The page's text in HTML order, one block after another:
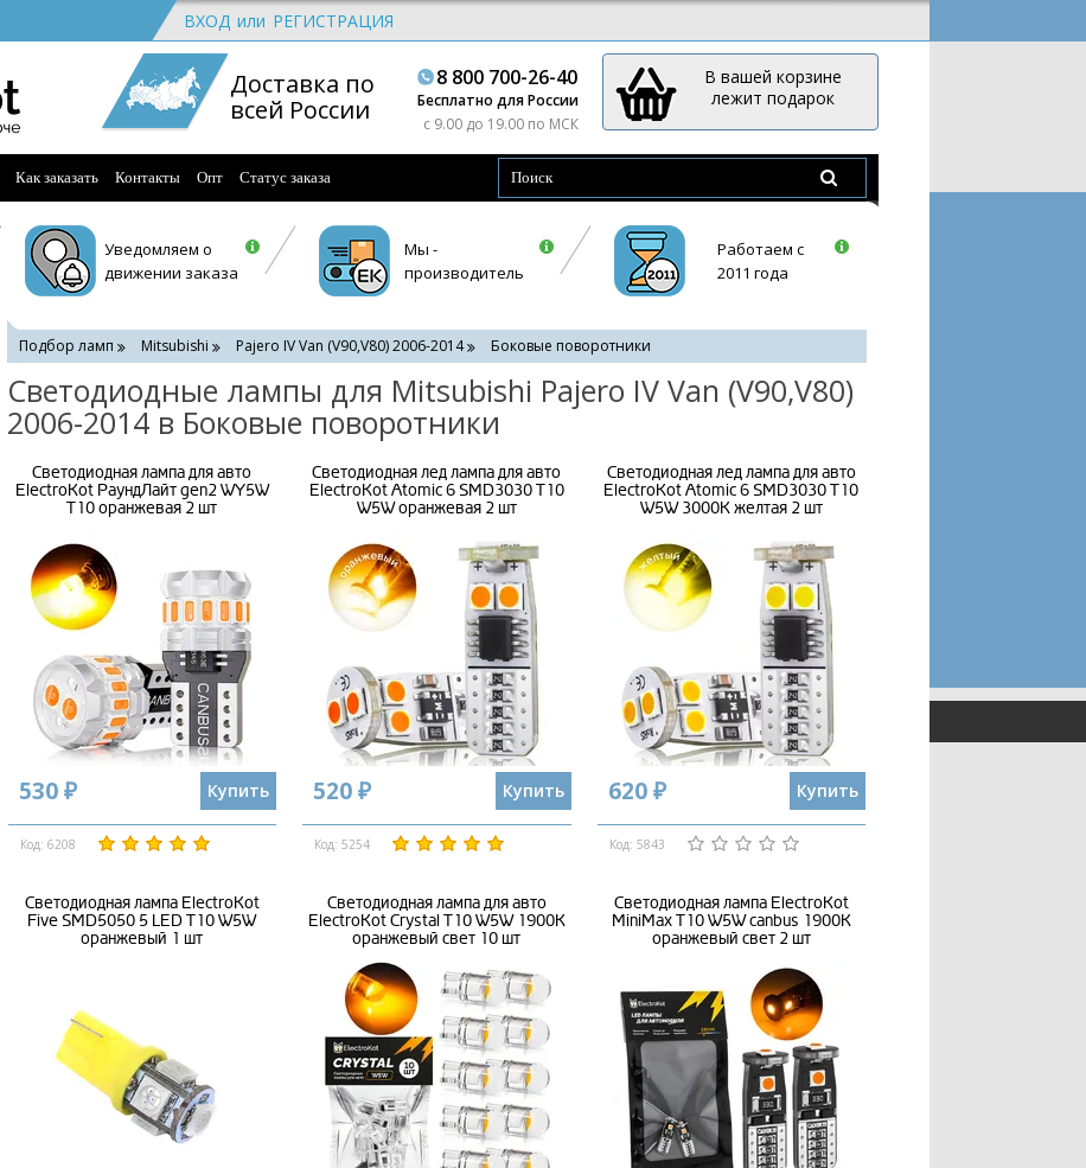
ВХОД или РЕГИСТРАЦИЯ
Доставка по
всей России
8 800 700-26-40
Бесплатно для России
c 9.00 до 19.00 по МСК
В вашей корзине
лежит подарок
Как заказать Контакты Опт Статус заказа
Уведомляем о
движении заказа
Мы -
производитель
Работаем с
2011 года
Подбор ламп Mitsubishi Pajero IV Van (V90,V80) 2006-2014 Боковые поворотники
Светодиодные лампы для Mitsubishi Pajero IV Van (V90,V80)
2006-2014 в Боковые поворотники
Светодиодная лампа для авто
ElectroKot РаундЛайт gen2 WY5W
T10 оранжевая 2 шт
530 ₽ Купить
Код: 6208
Светодиодная лед лампа для авто
ElectroKot Atomic 6 SMD3030 T10
W5W оранжевая 2 шт
520 ₽ Купить
Код: 5254
Светодиодная лед лампа для авто
ElectroKot Atomic 6 SMD3030 T10
W5W 3000K желтая 2 шт
620 ₽ Купить
Код: 5843
Cветодиодная лампа ElectroKot
Five SMD5050 5 LED T10 W5W
оранжевый 1 шт
Светодиодная лампа для авто
ElectroKot Crystal T10 W5W 1900K
оранжевый свет 10 шт
Светодиодная лампа ElectroKot
MiniMax T10 W5W canbus 1900K
оранжевый свет 2 шт